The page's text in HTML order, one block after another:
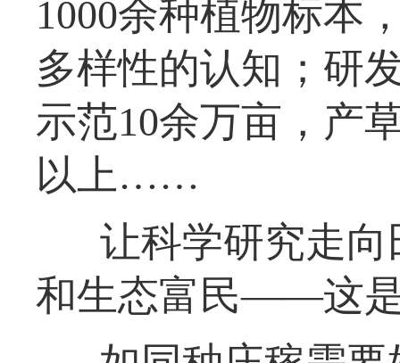
1000余种植物标本
多样性的认知；研
示范10余万亩，产
以上……
让科学研究走
和生态富民——这